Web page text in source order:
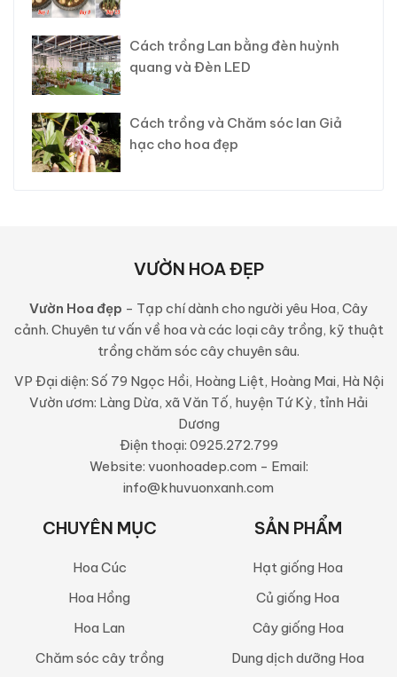
Cách trồng Lan bằng đèn huỳnh
quang và Đèn LED
Cách trồng và Chăm sóc lan Giả
hạc cho hoa đẹp
VƯỜN HOA ĐẸP
Vườn Hoa đẹp - Tạp chí dành cho người yêu Hoa, Cây
cảnh. Chuyên tư vấn về hoa và các loại cây trồng, kỹ thuật
trồng chăm sóc cây chuyên sâu.
VP Đại diện: Số 79 Ngọc Hồi, Hoàng Liệt, Hoàng Mai, Hà Nội
Vườn ươm: Làng Dừa, xã Văn Tố, huyện Tứ Kỳ, tỉnh Hải
Dương
Điện thoại: 0925.272.799
Website: vuonhoadep.com - Email:
info@khuvuonxanh.com
CHUYÊN MỤC
Hoa Cúc
Hoa Hồng
Hoa Lan
Chăm sóc cây trồng
SẢN PHẨM
Hạt giống Hoa
Củ giống Hoa
Cây giống Hoa
Dung dịch dưỡng Hoa